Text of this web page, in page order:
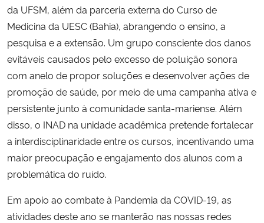
da UFSM, além da parceria externa do Curso de
Medicina da UESC (Bahia), abrangendo o ensino, a
pesquisa e a extensão. Um grupo consciente dos danos
evitáveis causados pelo excesso de poluição sonora
com anelo de propor soluções e desenvolver ações de
promoção de saúde, por meio de uma campanha ativa e
persistente junto à comunidade santa-mariense. Além
disso, o INAD na unidade acadêmica pretende fortalecar
a interdisciplinaridade entre os cursos, incentivando uma
maior preocupação e engajamento dos alunos com a
problemática do ruído.
Em apoio ao combate à Pandemia da COVID-19, as
atividades deste ano se manterão nas nossas redes